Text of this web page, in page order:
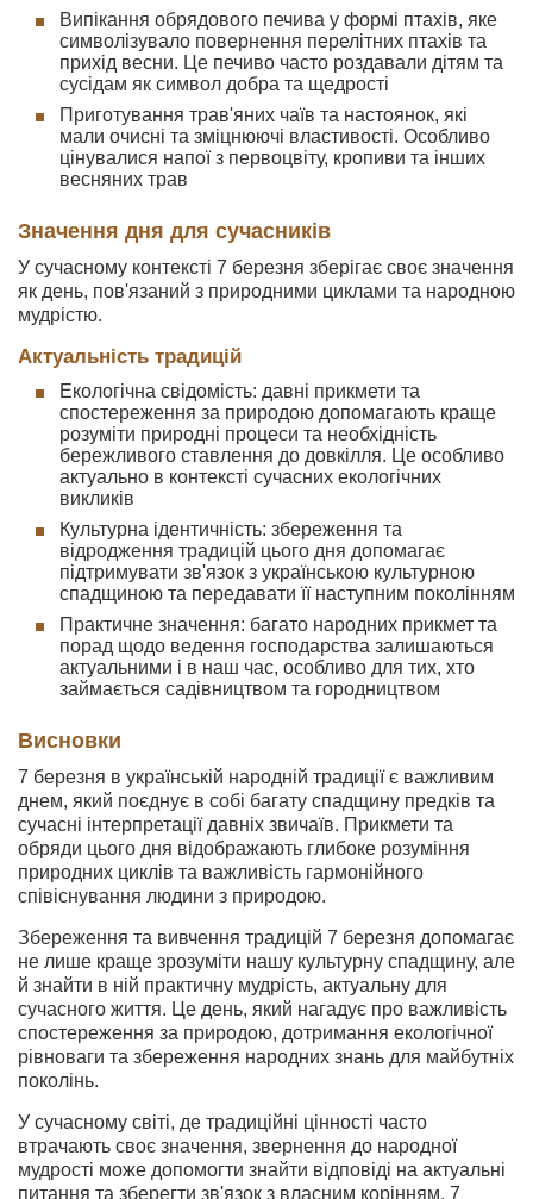
Випікання обрядового печива у формі птахів, яке
символізувало повернення перелітних птахів та
прихід весни. Це печиво часто роздавали дітям та
сусідам як символ добра та щедрості
Приготування трав'яних чаїв та настоянок, які
мали очисні та зміцнюючі властивості. Особливо
цінувалися напої з первоцвіту, кропиви та інших
весняних трав
Значення дня для сучасників
У сучасному контексті 7 березня зберігає своє значення
як день, пов'язаний з природними циклами та народною
мудрістю.
Актуальність традицій
Екологічна свідомість: давні прикмети та
спостереження за природою допомагають краще
розуміти природні процеси та необхідність
бережливого ставлення до довкілля. Це особливо
актуально в контексті сучасних екологічних
викликів
Культурна ідентичність: збереження та
відродження традицій цього дня допомагає
підтримувати зв'язок з українською культурною
спадщиною та передавати її наступним поколінням
Практичне значення: багато народних прикмет та
порад щодо ведення господарства залишаються
актуальними і в наш час, особливо для тих, хто
займається садівництвом та городництвом
Висновки
7 березня в українській народній традиції є важливим
днем, який поєднує в собі багату спадщину предків та
сучасні інтерпретації давніх звичаїв. Прикмети та
обряди цього дня відображають глибоке розуміння
природних циклів та важливість гармонійного
співіснування людини з природою.
Збереження та вивчення традицій 7 березня допомагає
не лише краще зрозуміти нашу культурну спадщину, але
й знайти в ній практичну мудрість, актуальну для
сучасного життя. Це день, який нагадує про важливість
спостереження за природою, дотримання екологічної
рівноваги та збереження народних знань для майбутніх
поколінь.
У сучасному світі, де традиційні цінності часто
втрачають своє значення, звернення до народної
мудрості може допомогти знайти відповіді на актуальні
питання та зберегти зв'язок з власним корінням. 7